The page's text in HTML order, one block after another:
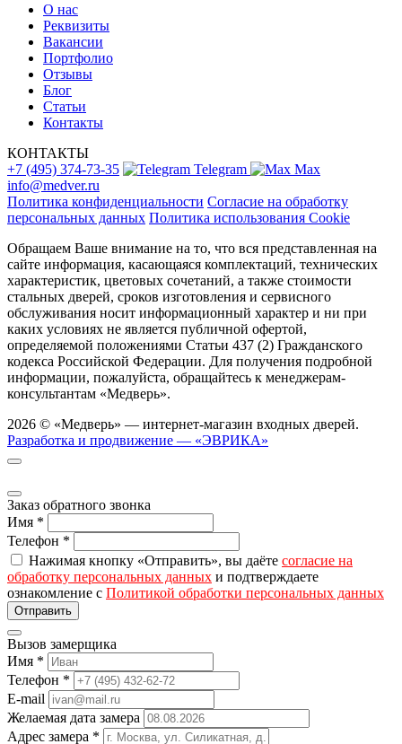
О нас
Реквизиты
Вакансии
Портфолио
Отзывы
Блог
Статьи
Контакты
КОНТАКТЫ
+7 (495) 374-73-35
Telegram
Max
info@medver.ru
Политика конфиденциальности Согласие на обработку
персональных данных Политика использования Cookie
Обращаем Ваше внимание на то, что вся представленная на
сайте информация, касающаяся комплектаций, технических
характеристик, цветовых сочетаний, а также стоимости
стальных дверей, сроков изготовления и сервисного
обслуживания носит информационный характер и ни при
каких условиях не является публичной офертой,
определяемой положениями Статьи 437 (2) Гражданского
кодекса Российской Федерации. Для получения подробной
информации, пожалуйста, обращайтесь к менеджерам-
консультантам «Медверь».
2026 © «Медверь» — интернет-магазин входных дверей.
Разработка и продвижение — «ЭВРИКА»
Заказ обратного звонка
Имя *
Телефон *
Нажимая кнопку «Отправить», вы даёте согласие на
обработку персональных данных и подтверждаете
ознакомление с Политикой обработки персональных данных
Вызов замерщика
Имя *
Телефон *
E-mail
Желаемая дата замера
Адрес замера *